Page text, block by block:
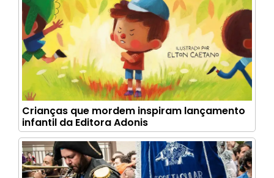
Crianças que mordem inspiram lançamento
infantil da Editora Adonis